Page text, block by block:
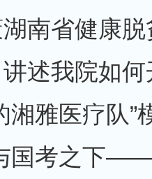
南省健康
述我院如
湘雅医疗队”
国考之下